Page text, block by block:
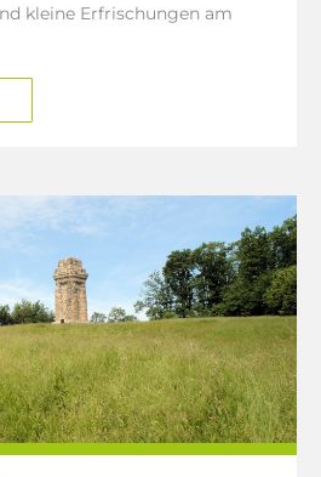
kleine Erfrischungen am